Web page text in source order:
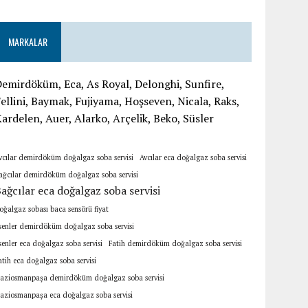
MARKALAR
Eca, As Royal, Delonghi, Sunfire,
Baymak, Fujiyama, Hoşseven, Nicala, Raks,
Auer, Alarko, Arçelik, Beko, Süsler
demirdöküm doğalgaz soba servisi
Avcılar eca doğalgaz soba servisi
demirdöküm doğalgaz soba servisi
eca doğalgaz soba servisi
sobası baca sensörü fiyat
demirdöküm doğalgaz soba servisi
eca doğalgaz soba servisi
Fatih demirdöküm doğalgaz soba servisi
eca doğalgaz soba servisi
demirdöküm doğalgaz soba servisi
eca doğalgaz soba servisi